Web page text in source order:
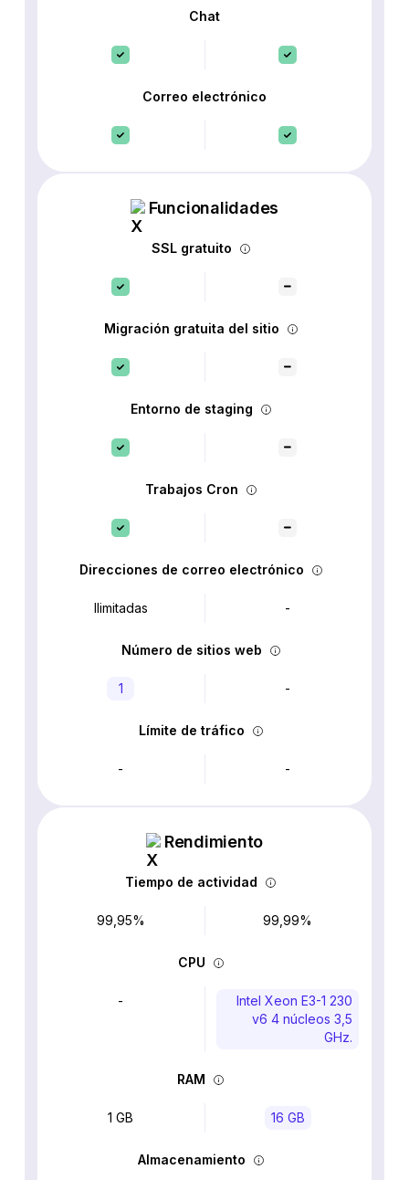
Chat
Correo electrónico
Funcionalidades
SSL gratuito
Migración gratuita del sitio
Entorno de staging
Trabajos Cron
Direcciones de correo electrónico
Ilimitadas -
Número de sitios web
1 -
Límite de tráfico
- -
Rendimiento
Tiempo de actividad
99,95% 99,99%
CPU
-
Intel Xeon E3-1 230
v6 4 núcleos 3,5
GHz.
RAM
1 GB 16 GB
Almacenamiento